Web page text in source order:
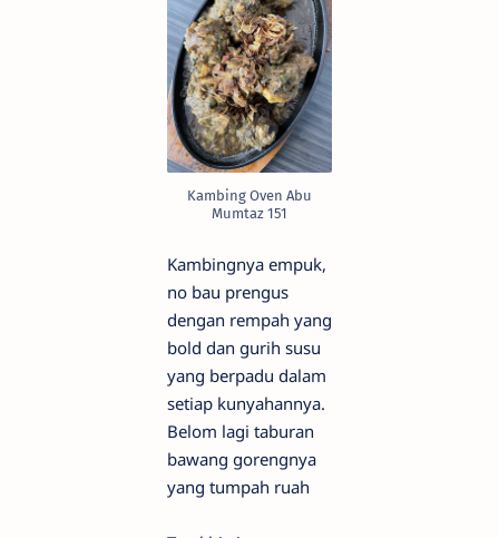
Kambing Oven Abu
Mumtaz 151
Kambingnya empuk,
no bau prengus
dengan rempah yang
bold dan gurih susu
yang berpadu dalam
setiap kunyahannya.
Belom lagi taburan
bawang gorengnya
yang tumpah ruah